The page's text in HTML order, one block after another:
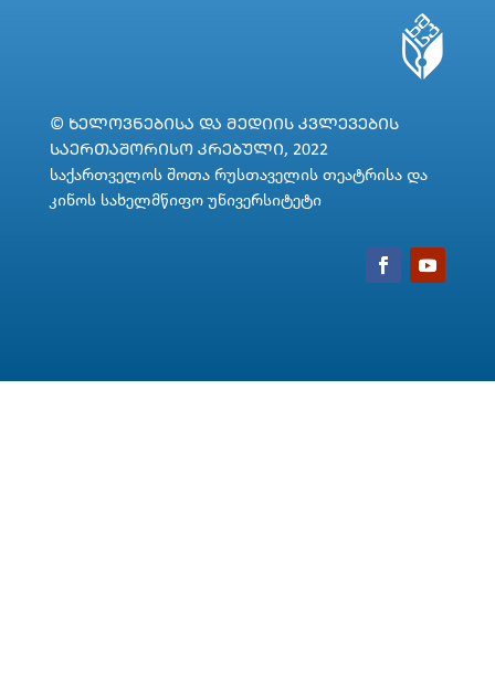
© ᲮᲔᲚᲝᲕᲜᲔᲑᲘᲡᲐ ᲓᲐ ᲛᲔᲓᲘᲘᲡ ᲙᲕᲚᲔᲕᲔᲑᲘᲡ
ᲡᲐᲔᲠᲗᲐᲨᲝᲠᲘᲡᲝ ᲙᲠᲔᲑᲣᲚᲘ, 2022
საქართველოს შოთა რუსთაველის თეატრისა და
კინოს სახელმწიფო უნივერსიტეტი